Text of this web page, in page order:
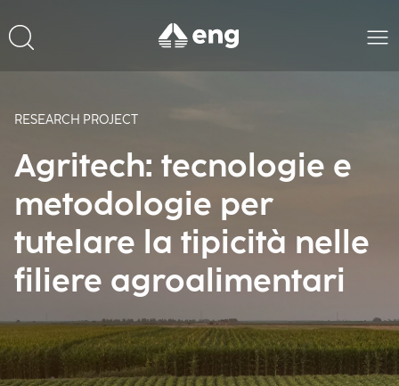
RESEARCH PROJECT
Agritech: tecnologie e
metodologie per
tutelare la tipicità nelle
filiere agroalimentari